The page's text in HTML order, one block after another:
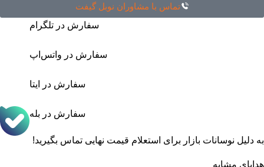
تماس با مشاوران نوبل گیفت
سفارش در تلگرام
سفارش در واتس‌اپ
سفارش در ایتا
سفارش در بله
به دلیل نوسانات بازار برای استعلام قیمت نهایی تماس بگیرید!
هدایای مشابه